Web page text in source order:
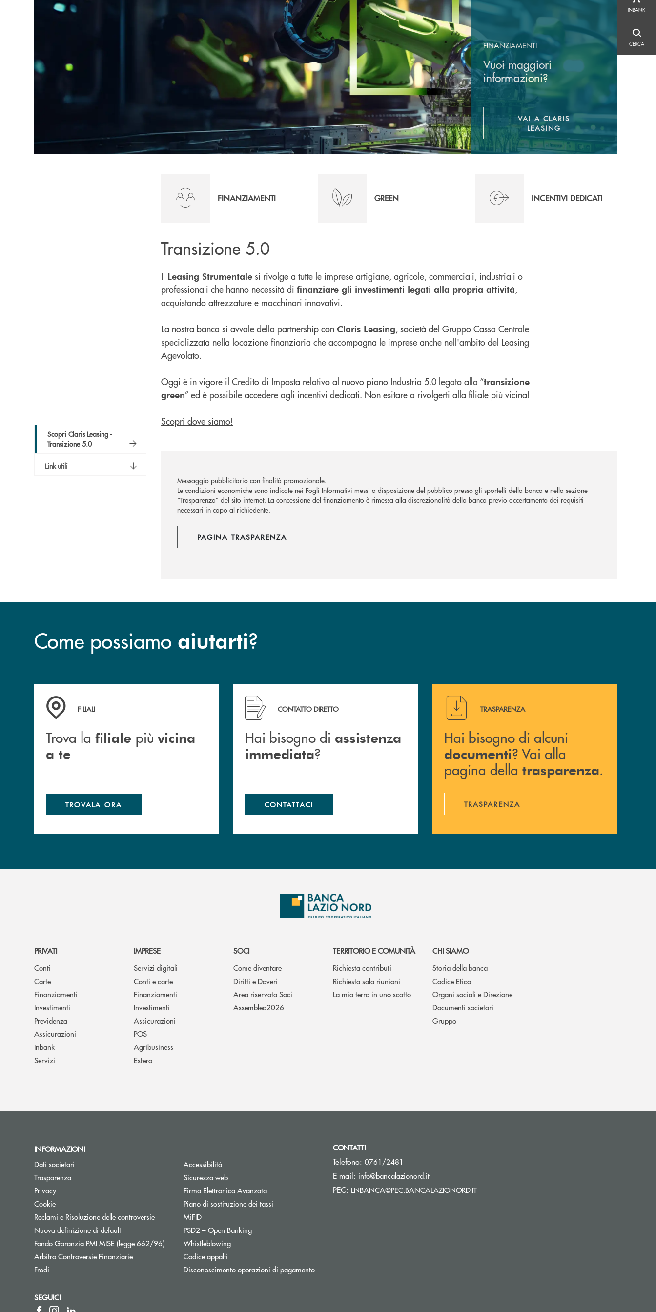
INBANK
INBANK
CERCA
CERCA
FINANZIAMENTI
Vuoi maggiori
informazioni?
VAI A CLARIS
LEASINGAPRE UNA NUOVA
Scopri Claris Leasing -
Transizione 5.0
Link utili
FINANZIAMENTI GREEN INCENTIVI DEDICATI
Transizione 5.0
Il Leasing Strumentale si rivolge a tutte le imprese artigiane, agricole, commerciali, industriali o
professionali che hanno necessità di finanziare gli investimenti legati alla propria attività,
acquistando attrezzature e macchinari innovativi.
La nostra banca si avvale della partnership con Claris Leasing, società del Gruppo Cassa Centrale
specializzata nella locazione finanziaria che accompagna le imprese anche nell'ambito del Leasing
Agevolato.
Oggi è in vigore il Credito di Imposta relativo al nuovo piano Industria 5.0 legato alla “transizione
green” ed è possibile accedere agli incentivi dedicati. Non esitare a rivolgerti alla filiale più vicina!
Scopri dove siamo!
Messaggio pubblicitario con finalità promozionale.
Le condizioni economiche sono indicate nei Fogli Informativi messi a disposizione del pubblico presso gli sportelli della banca e nella sezione
“Trasparenza” del sito internet. La concessione del finanziamento è rimessa alla discrezionalità della banca previo accertamento dei requisiti
necessari in capo al richiedente.
PAGINA TRASPARENZA
Come possiamo aiutarti?
Trova la filiale più vicina a te
FILIALI
Trova la filiale più vicina
a te
TROVALA ORA
Hai bisogno di assistenza immediata ?
CONTATTO DIRETTO
Hai bisogno di assistenza
immediata?
CONTATTACI
Hai bisogno di alcuni documenti ? Vai alla pagina della
TRASPARENZA
Hai bisogno di alcuni
documenti? Vai alla
pagina della trasparenza.
TRASPARENZA
PRIVATI
Conti
Carte
Finanziamenti
Investimenti
Previdenza
Assicurazioni
Inbank
Servizi
IMPRESE
Servizi digitali
Conti e carte
Finanziamenti
Investimenti
Assicurazioni
POS
Agribusiness
Estero
SOCI
Come diventare
Diritti e Doveri
Area riservata Soci
Assemblea2026
TERRITORIO E COMUNITÀ
Richiesta contributi
Richiesta sala riunioni
La mia terra in uno scatto
CHI SIAMO
Storia della banca
Codice Etico
Organi sociali e Direzione
Documenti societari
Gruppo
INFORMAZIONI
Dati societari
Trasparenza
Privacy
Cookie
Reclami e Risoluzione delle controversie
Nuova definizione di default
Fondo Garanzia PMI MISE (legge 662/96)Apre una nuova finestra
Arbitro Controversie FinanziarieApre una nuova finestra
Frodi
Accessibilità
Sicurezza web
Firma Elettronica Avanzata
Piano di sostituzione dei tassi
MiFID
PSD2 – Open BankingApre una nuova finestra
Whistleblowing
Codice appalti
Disconoscimento operazioni di pagamento
CONTATTI
Telefono: 0761/2481
E-mail: info@bancalazionord.it(si apre l’app di posta elettronica)
PEC: LNBANCA@PEC.BANCALAZIONORD.IT(si apre l’app di posta elettronica)
SEGUICI